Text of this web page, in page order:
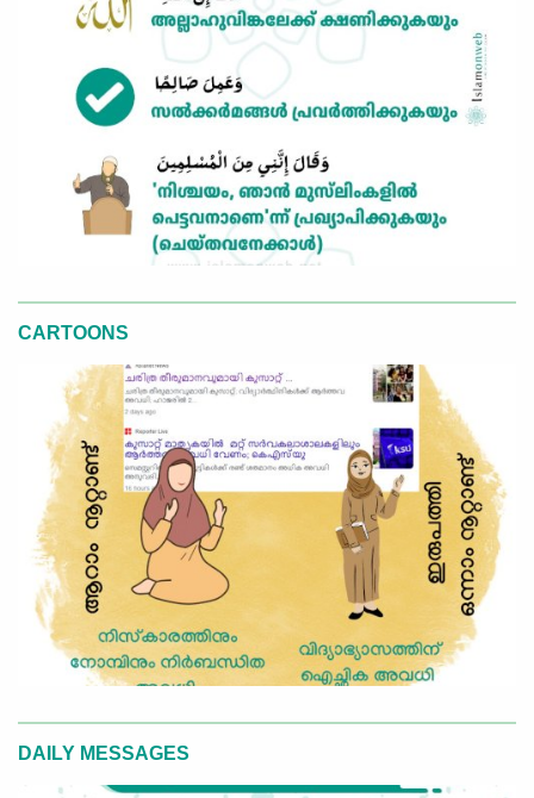
CARTOONS
DAILY MESSAGES